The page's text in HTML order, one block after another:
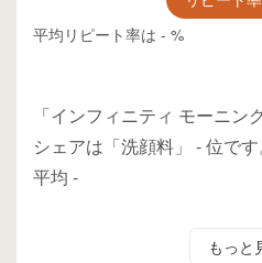
平均リピート率は - %
「インフィニティ モーニ
シェアは「洗顔料」 -位です
平均 -
もっと